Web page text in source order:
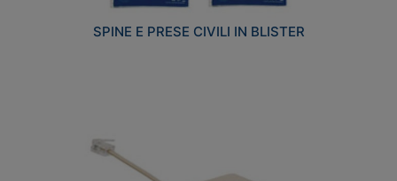
SPINE E PRESE CIVILI IN BLISTER